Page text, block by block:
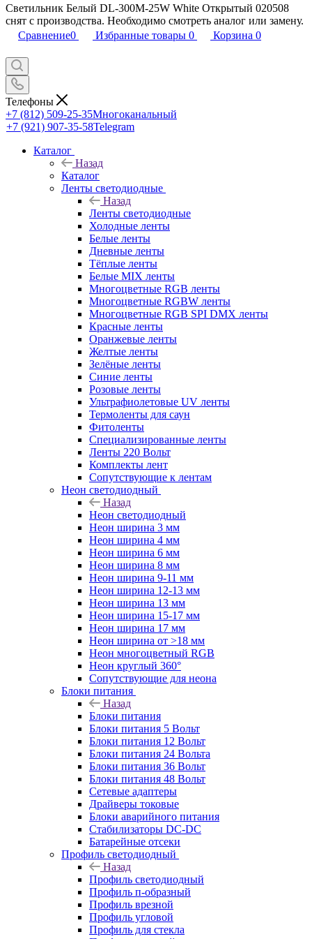
Светильник Белый DL-300M-25W White Открытый 020508
снят с производства. Необходимо смотреть аналог или замену.
Сравнение0 Избранные товары 0 Корзина 0
Телефоны
+7 (812) 509-25-35Многоканальный
+7 (921) 907-35-58Telegram
Каталог
Назад
Каталог
Ленты светодиодные
Назад
Ленты светодиодные
Холодные ленты
Белые ленты
Дневные ленты
Тёплые ленты
Белые MIX ленты
Многоцветные RGB ленты
Многоцветные RGBW ленты
Многоцветные RGB SPI DMX ленты
Красные ленты
Оранжевые ленты
Желтые ленты
Зелёные ленты
Синие ленты
Розовые ленты
Ультрафиолетовые UV ленты
Термоленты для саун
Фитоленты
Специализированные ленты
Ленты 220 Вольт
Комплекты лент
Сопутствующие к лентам
Неон светодиодный
Назад
Неон светодиодный
Неон ширина 3 мм
Неон ширина 4 мм
Неон ширина 6 мм
Неон ширина 8 мм
Неон ширина 9-11 мм
Неон ширина 12-13 мм
Неон ширина 13 мм
Неон ширина 15-17 мм
Неон ширина 17 мм
Неон ширина от >18 мм
Неон многоцветный RGB
Неон круглый 360°
Сопутствующие для неона
Блоки питания
Назад
Блоки питания
Блоки питания 5 Вольт
Блоки питания 12 Вольт
Блоки питания 24 Вольта
Блоки питания 36 Вольт
Блоки питания 48 Вольт
Сетевые адаптеры
Драйверы токовые
Блоки аварийного питания
Стабилизаторы DC-DC
Батарейные отсеки
Профиль светодиодный
Назад
Профиль светодиодный
Профиль п-образный
Профиль врезной
Профиль угловой
Профиль для стекла